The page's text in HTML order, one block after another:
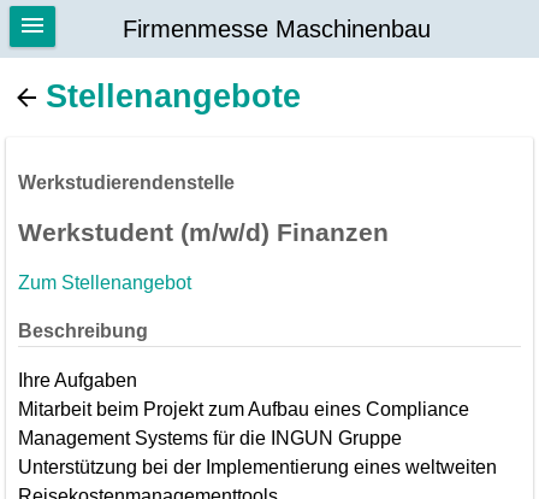
Firmenmesse Maschinenbau
Stellenangebote
Werkstudierendenstelle
Werkstudent (m/w/d) Finanzen
Zum Stellenangebot
Beschreibung
Ihre Aufgaben
Mitarbeit beim Projekt zum Aufbau eines Compliance
Management Systems für die INGUN Gruppe
Unterstützung bei der Implementierung eines weltweiten